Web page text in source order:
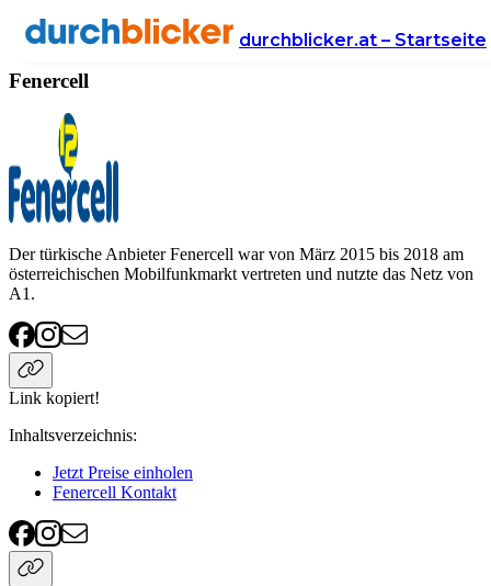
durchblicker.at – Startseite
Anbieter Handy & Internet Fenercell
Fenercell
Der türkische Anbieter Fenercell war von März 2015 bis 2018 am
österreichischen Mobilfunkmarkt vertreten und nutzte das Netz von
A1.
Link kopiert!
Inhaltsverzeichnis:
Jetzt Preise einholen
Fenercell Kontakt